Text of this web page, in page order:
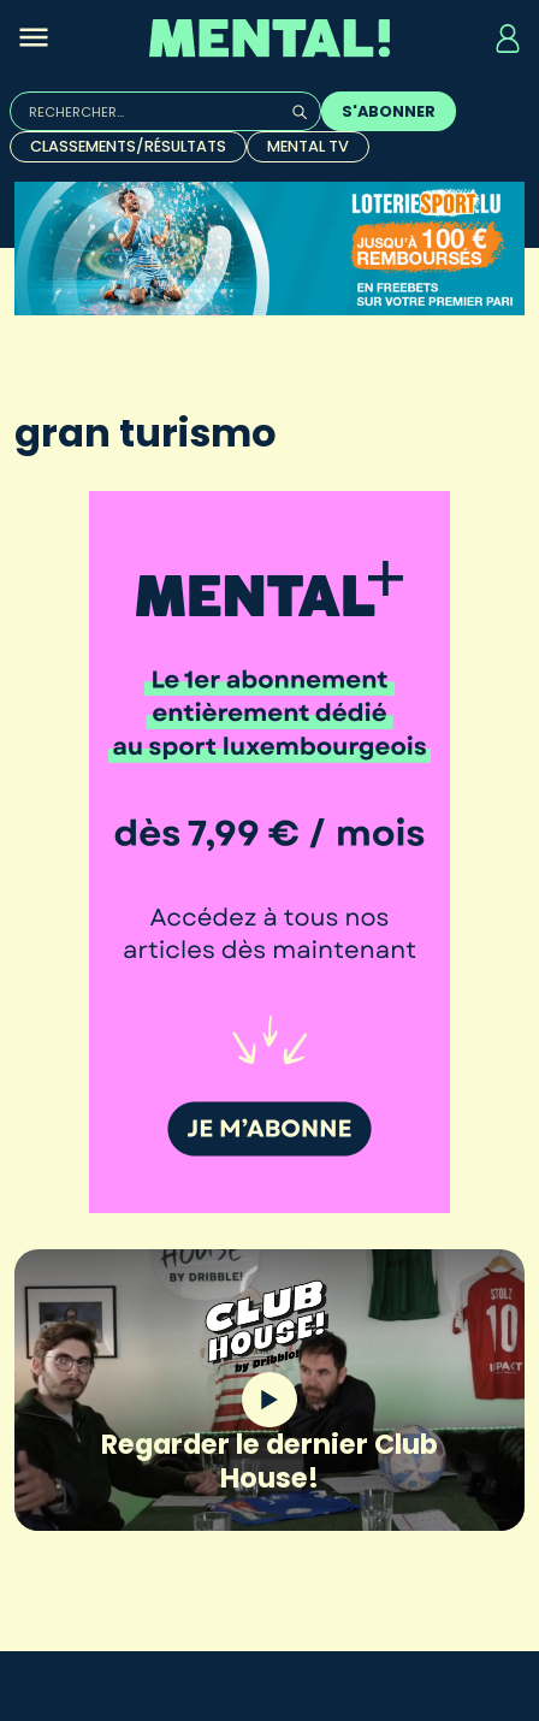
Rechercher :
Quand les résultats de l'auto-complétion sont
S'ABONNER
CLASSEMENTS/RÉSULTATS
MENTAL TV
gran turismo
Regarder le dernier Club
House!